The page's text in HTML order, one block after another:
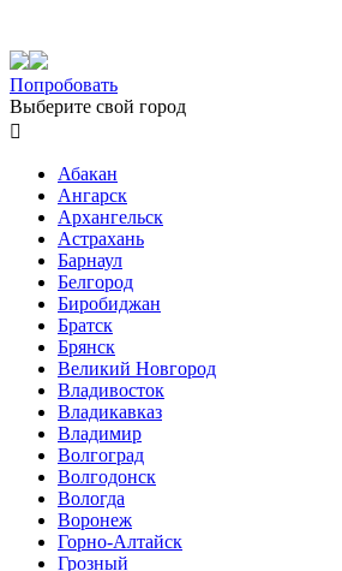
Попробовать
Выберите свой город

Абакан
Ангарск
Архангельск
Астрахань
Барнаул
Белгород
Биробиджан
Братск
Брянск
Великий Новгород
Владивосток
Владикавказ
Владимир
Волгоград
Волгодонск
Вологда
Воронеж
Горно-Алтайск
Грозный